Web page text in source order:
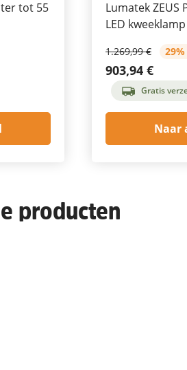
tot 55
Lumatek ZEUS
LED
1.269,99 €
903,94 €
Gratis
Naar
producten